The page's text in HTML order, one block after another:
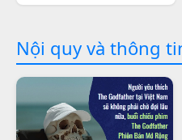
Nội quy và thông